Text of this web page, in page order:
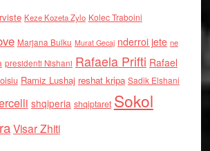
Keze Kozeta Zylo Kolec Traboini
Marjana Bulku Murat Gecaj nderroi jete ne
presidenti Nishani Rafaela Prifti Rafael
Ramiz Lushaj reshat kripa Sadik Elshani
shqiperia shqiptaret Sokol
Visar Zhiti